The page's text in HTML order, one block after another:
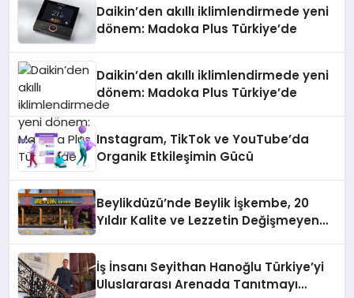
Daikin’den akıllı iklimlendirmede yeni
dönem: Madoka Plus Türkiye’de
Daikin’den akıllı iklimlendirmede yeni
dönem: Madoka Plus Türkiye’de
Instagram, TikTok ve YouTube’da
Organik Etkileşimin Gücü
Beylikdüzü’nde Beylik İşkembe, 20
Yıldır Kalite ve Lezzetin Değişmeyen
İş İnsanı Seyithan Hanoğlu Türkiye’yi
Uluslararası Arenada Tanıtmayı